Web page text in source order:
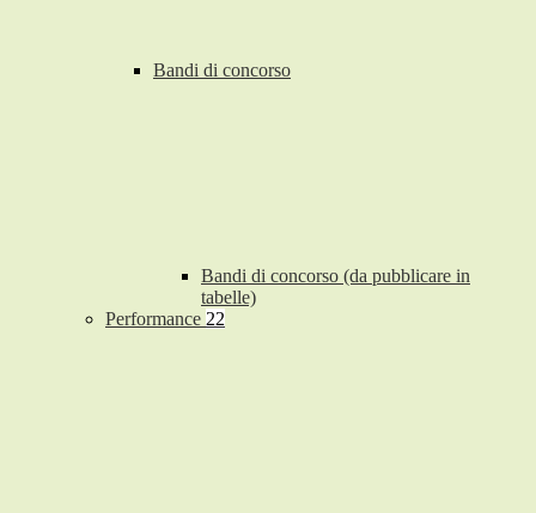
Bandi di concorso
Bandi di concorso (da pubblicare in
tabelle)
Performance 22